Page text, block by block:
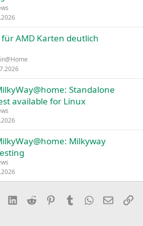
für AMD Karten deutlich
Standalone
available for Linux
Milkyway
LinkedIn
Reddit PinterestTumblr WhatsApp
E-Mail